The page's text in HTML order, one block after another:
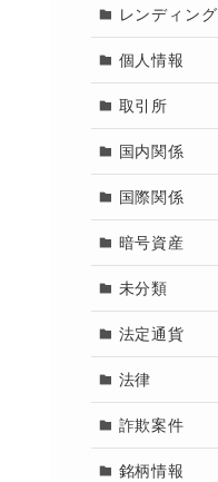
レンディング
個人情報
取引所
国内関係
国際関係
暗号資産
未分類
法定通貨
法律
詐欺案件
銘柄情報